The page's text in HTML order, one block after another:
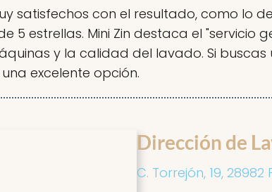
satisfechos con el resultado, como lo
5 estrellas. Mini Zin destaca el "servicio
y la calidad del lavado. Si
excelente opción.
Dirección de
C. Torrejón, 19,